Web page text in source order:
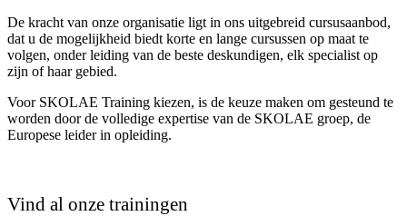
De kracht van onze organisatie ligt in ons uitgebreid cursusaanbod,
dat u de mogelijkheid biedt korte en lange cursussen op maat te
volgen, onder leiding van de beste deskundigen, elk specialist op
zijn of haar gebied.
Voor SKOLAE Training kiezen, is de keuze maken om gesteund te
worden door de volledige expertise van de SKOLAE groep, de
Europese leider in opleiding.
Vind al onze trainingen